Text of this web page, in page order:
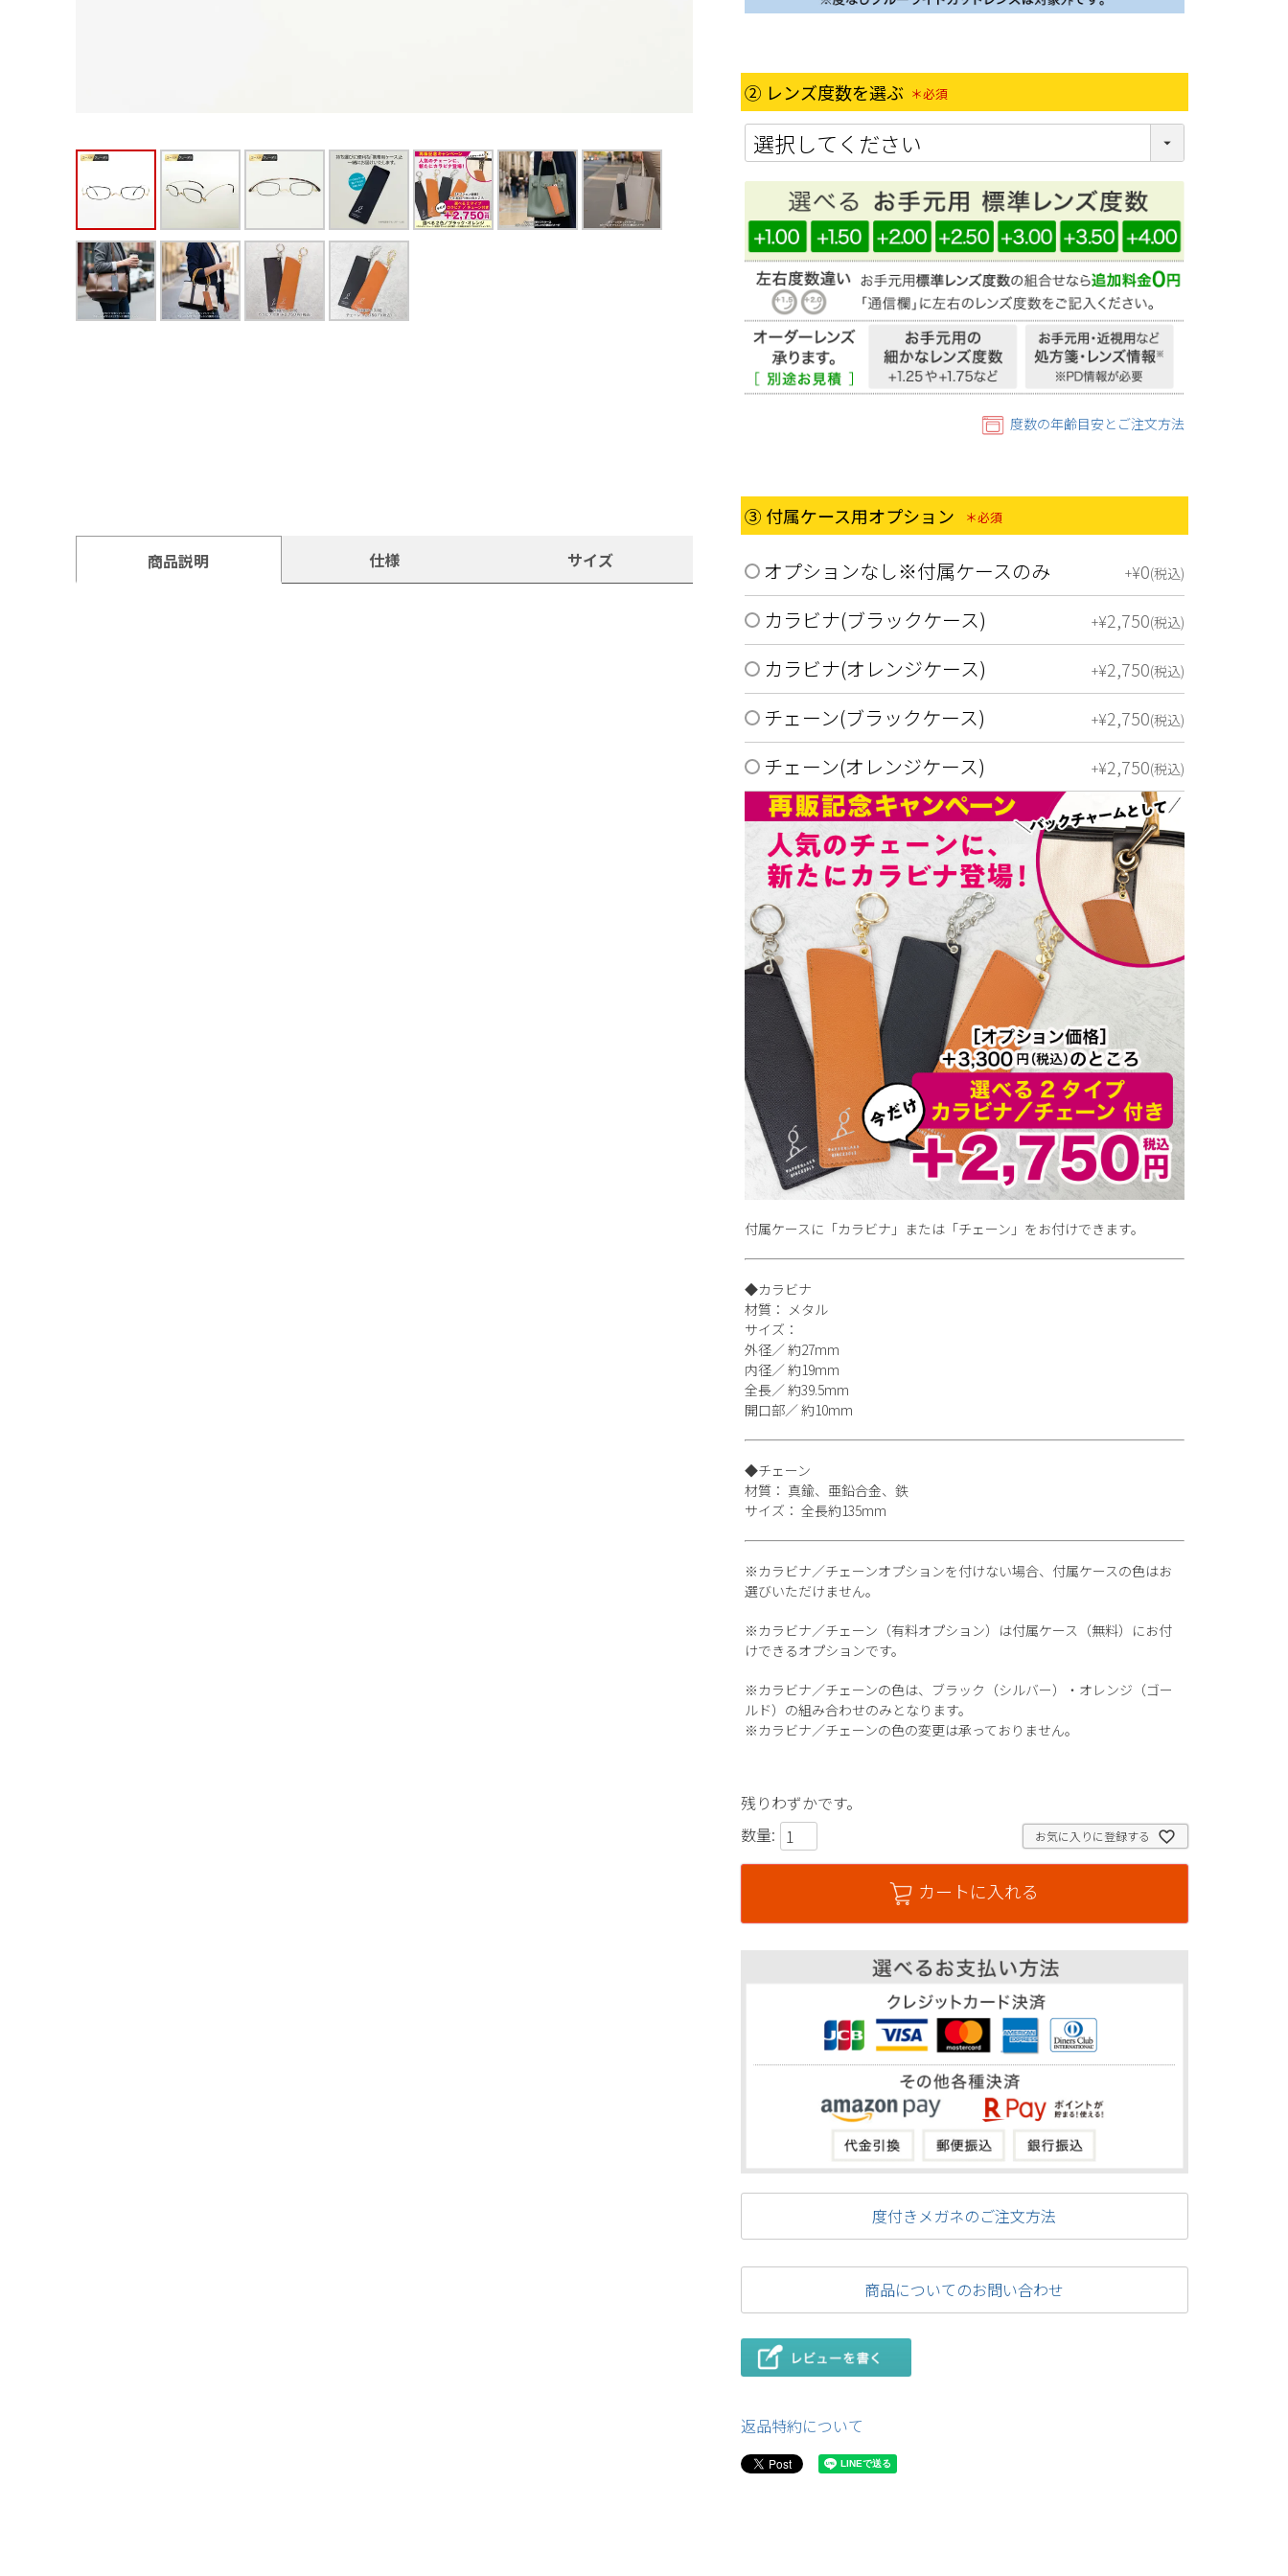
商品説明 仕様 サイズ
② レンズ度数を選ぶ
(必須)
度数の年齢目安とご注文方法
③ 付属ケース用オプション
オプションなし※付属ケースのみ +¥0 税込
カラビナ(ブラックケース) +¥2,750 税込
カラビナ(オレンジケース) +¥2,750 税込
チェーン(ブラックケース) +¥2,750 税込
チェーン(オレンジケース) +¥2,750 税込
付属ケースに「カラビナ」または「チェーン」をお付けできます。
◆カラビナ
材質： メタル
サイズ：
外径／ 約27mm
内径／ 約19mm
全長／ 約39.5mm
開口部／ 約10mm
◆チェーン
材質： 真鍮、亜鉛合金、鉄
サイズ： 全長約135mm
※カラビナ／チェーンオプションを付けない場合、付属ケースの色はお
選びいただけません。
※カラビナ／チェーン（有料オプション）は付属ケース（無料）にお付
けできるオプションです。
※カラビナ／チェーンの色は、ブラック（シルバー）・オレンジ（ゴー
ルド）の組み合わせのみとなります。
※カラビナ／チェーンの色の変更は承っておりません。
残りわずかです。
お気に入りに登録する
数量:
カートに入れる
度付きメガネのご注文方法
商品についてのお問い合わせ
返品特約について